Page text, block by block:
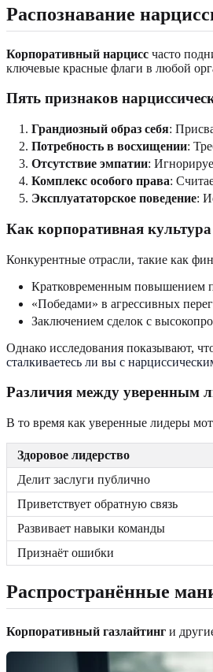
Распознавание
Корпоративный нарцисс часто
ключевые красные флаги в любой
Пять признаков
Грандиозный образ себя:
Потребность в восхищении:
Отсутствие эмпатии:
Комплекс особого права:
Эксплуататорское поведение:
Как корпоративная культура
Конкурентные отрасли, такие как
Кратковременным повышением
«Победами» в агрессивных
Заключением сделок с
Однако исследования показывают,
сталкиваетесь ли вы с
Различия между уверенным
В то время как уверенные лидеры
Здоровое лидерство
Делит заслуги публично
Приветствует обратную связь
Развивает навыки команды
Признаёт ошибки
Распространённые
Корпоративный газлайтинг и